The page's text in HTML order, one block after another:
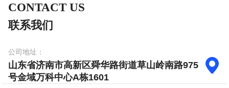
CONTACT US
联系我们
公司地址：
山东省济南市高新区舜华路街道草山岭南路975
号金域万科中心A栋1601
